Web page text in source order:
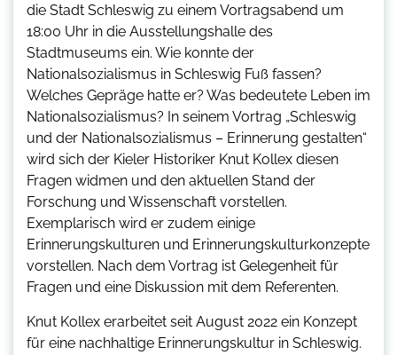
die Stadt Schleswig zu einem Vortragsabend um
18:00 Uhr in die Ausstellungshalle des
Stadtmuseums ein. Wie konnte der
Nationalsozialismus in Schleswig Fuß fassen?
Welches Gepräge hatte er? Was bedeutete Leben im
Nationalsozialismus? In seinem Vortrag „Schleswig
und der Nationalsozialismus – Erinnerung gestalten“
wird sich der Kieler Historiker Knut Kollex diesen
Fragen widmen und den aktuellen Stand der
Forschung und Wissenschaft vorstellen.
Exemplarisch wird er zudem einige
Erinnerungskulturen und Erinnerungskulturkonzepte
vorstellen. Nach dem Vortrag ist Gelegenheit für
Fragen und eine Diskussion mit dem Referenten.
Knut Kollex erarbeitet seit August 2022 ein Konzept
für eine nachhaltige Erinnerungskultur in Schleswig.